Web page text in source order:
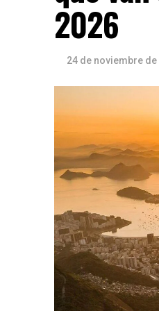
2026
24 de noviembre de